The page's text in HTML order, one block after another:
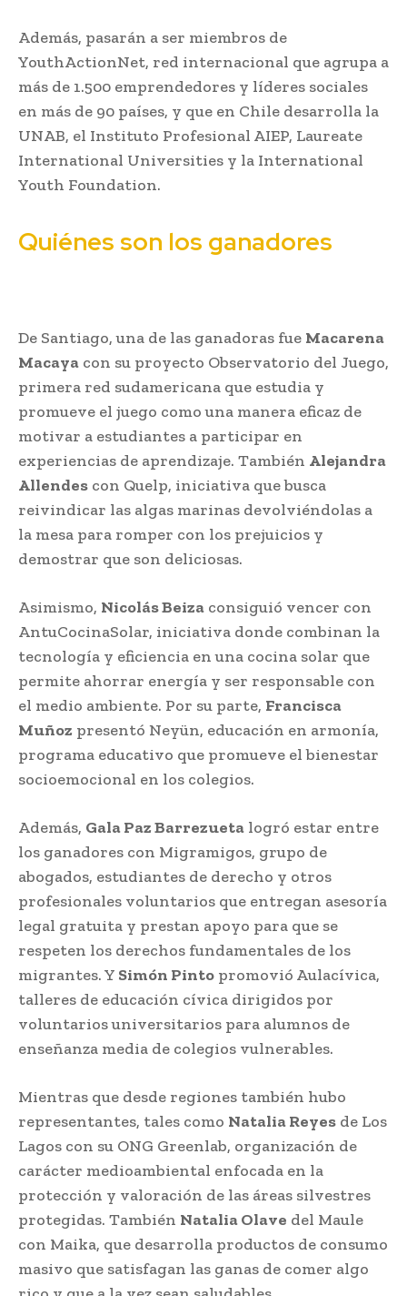
Además, pasarán a ser miembros de
YouthActionNet, red internacional que agrupa a
más de 1.500 emprendedores y líderes sociales
en más de 90 países, y que en Chile desarrolla la
UNAB, el Instituto Profesional AIEP, Laureate
International Universities y la International
Youth Foundation.
Quiénes son los ganadores
De Santiago, una de las ganadoras fue Macarena
Macaya con su proyecto Observatorio del Juego,
primera red sudamericana que estudia y
promueve el juego como una manera eficaz de
motivar a estudiantes a participar en
experiencias de aprendizaje. También Alejandra
Allendes con Quelp, iniciativa que busca
reivindicar las algas marinas devolviéndolas a
la mesa para romper con los prejuicios y
demostrar que son deliciosas.
Asimismo, Nicolás Beiza consiguió vencer con
AntuCocinaSolar, iniciativa donde combinan la
tecnología y eficiencia en una cocina solar que
permite ahorrar energía y ser responsable con
el medio ambiente. Por su parte, Francisca
Muñoz presentó Neyün, educación en armonía,
programa educativo que promueve el bienestar
socioemocional en los colegios.
Además, Gala Paz Barrezueta logró estar entre
los ganadores con Migramigos, grupo de
abogados, estudiantes de derecho y otros
profesionales voluntarios que entregan asesoría
legal gratuita y prestan apoyo para que se
respeten los derechos fundamentales de los
migrantes. Y Simón Pinto promovió Aulacívica,
talleres de educación cívica dirigidos por
voluntarios universitarios para alumnos de
enseñanza media de colegios vulnerables.
Mientras que desde regiones también hubo
representantes, tales como Natalia Reyes de Los
Lagos con su ONG Greenlab, organización de
carácter medioambiental enfocada en la
protección y valoración de las áreas silvestres
protegidas. También Natalia Olave del Maule
con Maika, que desarrolla productos de consumo
masivo que satisfagan las ganas de comer algo